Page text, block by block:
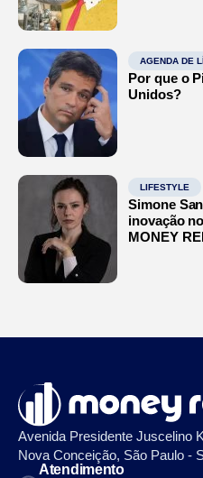
AGENDA DE
Por que o
Unidos?
LIFESTYLE
Simone
inovação
MONEY
Avenida Presidente Juscelino
Nova Conceição, São Paulo -
Atendimento